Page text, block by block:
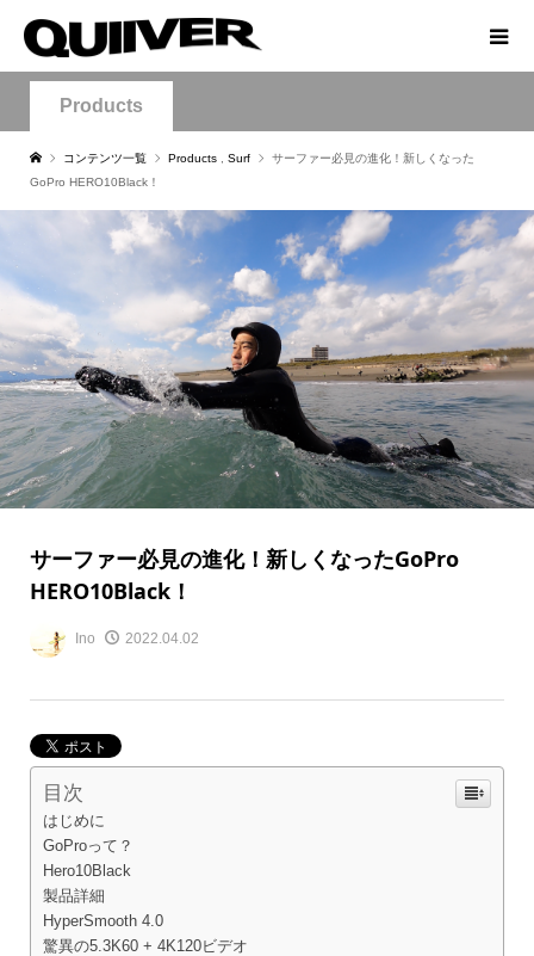
Products
コンテンツ一覧 Products Surf
サーファー必見の進化！新しくなった
GoPro HERO10Black！
サーファー必見の進化！新しくなったGoPro
HERO10Black！
Ino 2022.04.02
目次
はじめに
GoProって？
Hero10Black
製品詳細
HyperSmooth 4.0
驚異の5.3K60 + 4K120ビデオ